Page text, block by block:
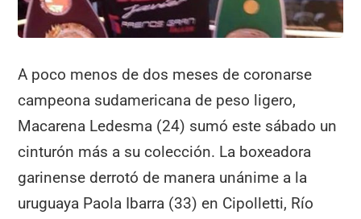
A poco menos de dos meses de coronarse
campeona sudamericana de peso ligero,
Macarena Ledesma (24) sumó este sábado un
cinturón más a su colección. La boxeadora
garinense derrotó de manera unánime a la
uruguaya Paola Ibarra (33) en Cipolletti, Río